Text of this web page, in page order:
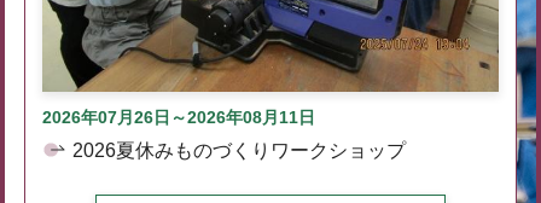
2026年07月26日～2026年08月11日
2026夏休みものづくりワークショップ